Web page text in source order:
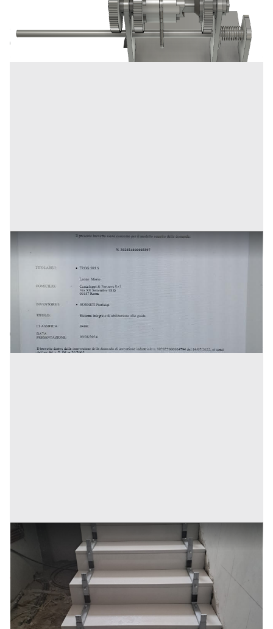
Codice annuncio:97480995
sistema rilevazione alcol nel sangue
Inserito il: 04/11/2025
Roma (Roma)
Annuncio scaduto
10.000.000 €
Codice annuncio:328915138
Brevetto per pavimentazione innovativa di scale e
piani
Inserito il: 12/09/2025
San Buono
(Chieti)
Prezzo
300.000 €
Codice annuncio:2133322622